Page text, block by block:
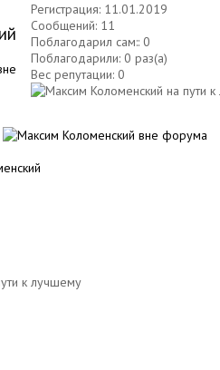
Регистрация: 11.01.2019
Сообщений: 11
Поблагодарил сам:: 0
Поблагодарили: 0 раз(а)
Вес репутации: 0